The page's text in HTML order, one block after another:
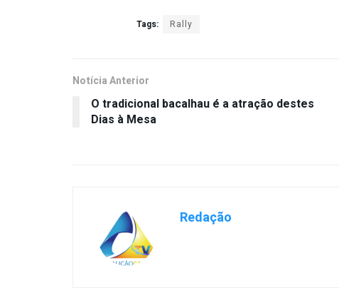
Tags: Rally
Notícia Anterior
O tradicional bacalhau é a atração destes
Dias à Mesa
Redação